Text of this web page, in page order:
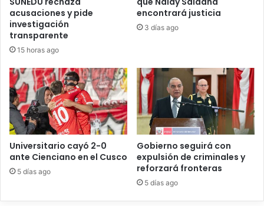
i
l
e
g
e
s
a
t
a
c
a
n
l
acusaciones y pide
investigación
transparente
15 horas ago
encontrará justicia
3 días ago
Universitario cayó 2-0
ante Cienciano en el Cusco
5 días ago
Gobierno seguirá con
expulsión de criminales y
reforzará fronteras
5 días ago